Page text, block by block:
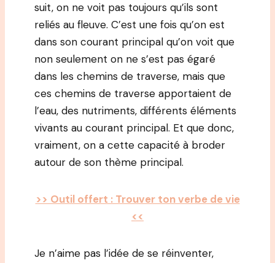
suit, on ne voit pas toujours qu’ils sont
reliés au fleuve. C’est une fois qu’on est
dans son courant principal qu’on voit que
non seulement on ne s’est pas égaré
dans les chemins de traverse, mais que
ces chemins de traverse apportaient de
l’eau, des nutriments, différents éléments
vivants au courant principal. Et que donc,
vraiment, on a cette capacité à broder
autour de son thème principal.
>> Outil offert : Trouver ton verbe de vie
<<
Je n’aime pas l’idée de se réinventer,